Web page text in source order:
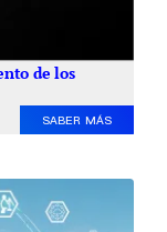
de los
SABER MÁS